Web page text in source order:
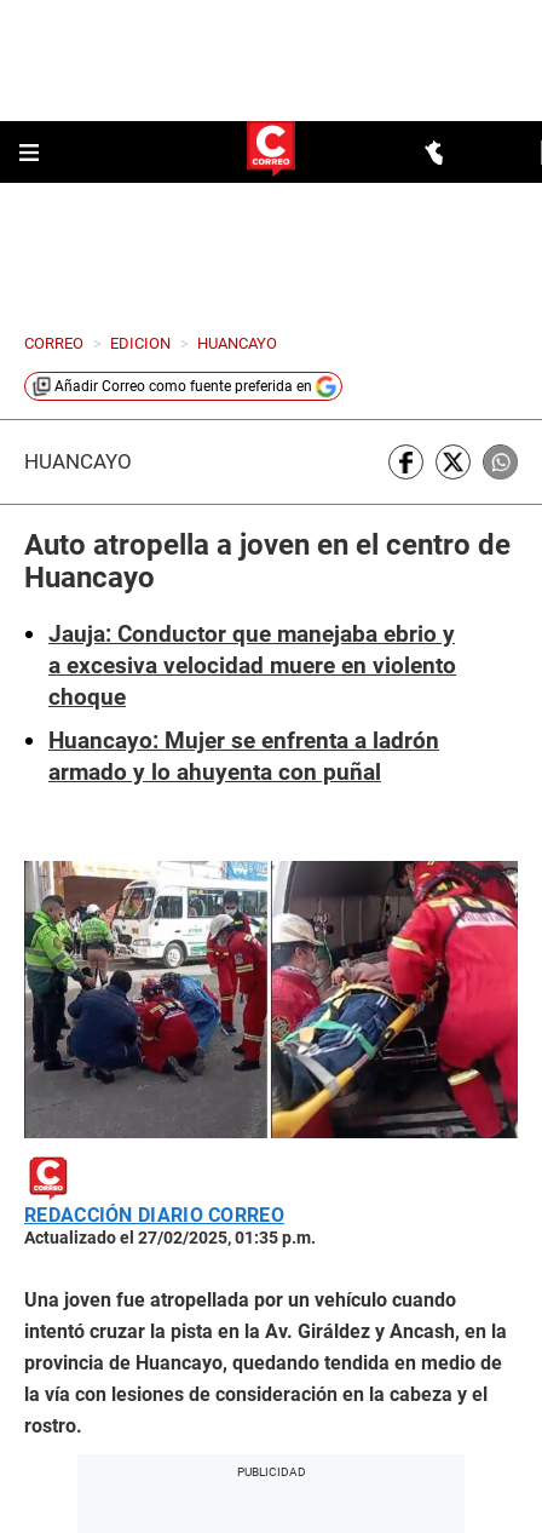
CORREO > EDICION > HUANCAYO
Añadir Correo como fuente preferida en
HUANCAYO
Auto atropella a joven en el centro de
Huancayo
Jauja: Conductor que manejaba ebrio y
a excesiva velocidad muere en violento
choque
Huancayo: Mujer se enfrenta a ladrón
armado y lo ahuyenta con puñal
REDACCIÓN DIARIO CORREO
Actualizado el 27/02/2025, 01:35 p.m.
Una joven fue atropellada por un vehículo cuando
intentó cruzar la pista en la Av. Giráldez y Ancash, en la
provincia de Huancayo, quedando tendida en medio de
la vía con lesiones de consideración en la cabeza y el
rostro.